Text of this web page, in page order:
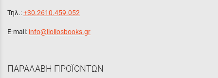
Τηλ.:+30.2610.459.052
E-mail: info@lioliosbooks.gr
ΠΑΡΑΛΑΒΗ ΠΡΟΪΟΝΤΩΝ